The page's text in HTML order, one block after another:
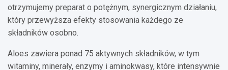
otrzymujemy preparat o potężnym, synergicznym działaniu,
który przewyższa efekty stosowania każdego ze
składników osobno.
Aloes zawiera ponad 75 aktywnych składników, w tym
witaminy, minerały, enzymy i aminokwasy, które intensywnie